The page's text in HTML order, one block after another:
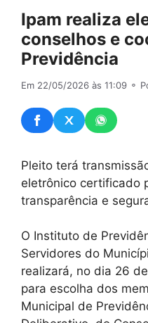
Ipam realiza
conselhos e
Previdência
Em 22/05/2026 às 11:09 ⚬
Pleito terá
eletrônico certificado
transparência e
O Instituto de
Servidores do
realizará, no dia 26
para escolha dos
Municipal de